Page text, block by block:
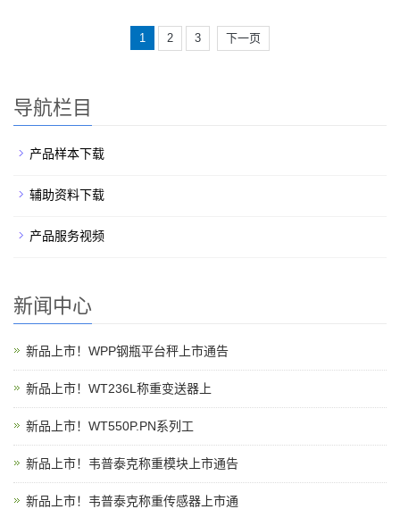
1 2 3 下一页
导航栏目
产品样本下载
辅助资料下载
产品服务视频
新闻中心
新品上市！WPP钢瓶平台秤上市通告
新品上市！WT236L称重变送器上
新品上市！WT550P.PN系列工
新品上市！韦普泰克称重模块上市通告
新品上市！韦普泰克称重传感器上市通